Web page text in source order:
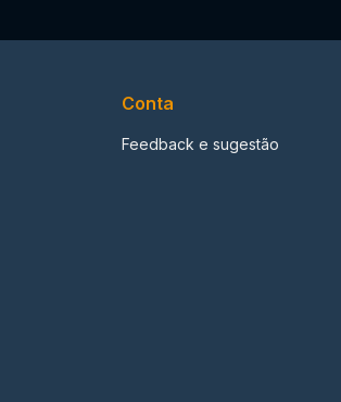
Conta
Feedback e sugestão